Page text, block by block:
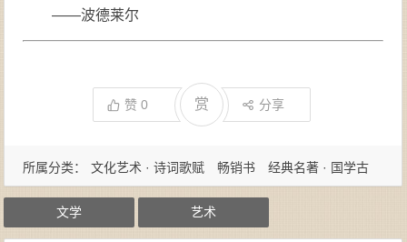
——波德莱尔
赞0 赏 分享
所属分类： 文化艺术 · 诗词歌赋 畅销书
经典名著 · 国学古
文学
艺术